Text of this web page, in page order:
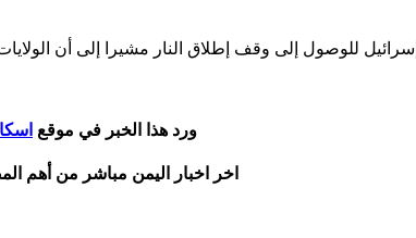
للوصول إلى وقف إطلاق النار مشيرا إلى أن
ورد هذا الخبر في موقع
اخر اخبار اليمن مباشر من أهم